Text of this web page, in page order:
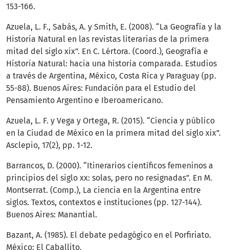
153-166.
Azuela, L. F., Sabás, A. y Smith, E. (2008). “La Geografía y la
Historia Natural en las revistas literarias de la primera
mitad del siglo xix”. En C. Lértora. (Coord.), Geografía e
Historia Natural: hacia una historia comparada. Estudios
a través de Argentina, México, Costa Rica y Paraguay (pp.
55-88). Buenos Aires: Fundación para el Estudio del
Pensamiento Argentino e Iberoamericano.
Azuela, L. F. y Vega y Ortega, R. (2015). “Ciencia y público
en la Ciudad de México en la primera mitad del siglo xix”.
Asclepio, 17(2), pp. 1-12.
Barrancos, D. (2000). “Itinerarios científicos femeninos a
principios del siglo xx: solas, pero no resignadas”. En M.
Montserrat. (Comp.), La ciencia en la Argentina entre
siglos. Textos, contextos e instituciones (pp. 127-144).
Buenos Aires: Manantial.
Bazant, A. (1985). El debate pedagógico en el Porfiriato.
México: El Caballito.